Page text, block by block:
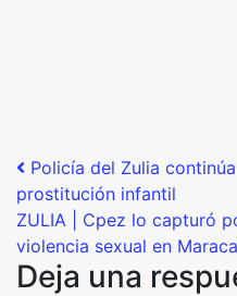
Post
Policía del Zulia
prostitución infantil
ZULIA | Cpez lo capturó
violencia sexual en
Deja una